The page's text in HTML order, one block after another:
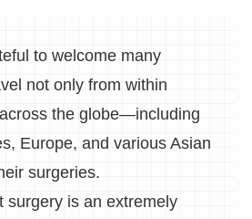
to welcome many
not only from within
the globe—including
Europe, and various Asian
surgeries.
surgery is an extremely